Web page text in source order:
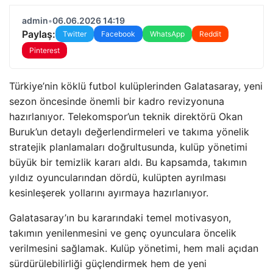
admin•06.06.2026 14:19
Paylaş: Twitter Facebook WhatsApp
Reddit
Pinterest
Türkiye’nin köklü futbol kulüplerinden Galatasaray, yeni
sezon öncesinde önemli bir kadro revizyonuna
hazırlanıyor. Telekomspor’un teknik direktörü Okan
Buruk’un detaylı değerlendirmeleri ve takıma yönelik
stratejik planlamaları doğrultusunda, kulüp yönetimi
büyük bir temizlik kararı aldı. Bu kapsamda, takımın
yıldız oyuncularından dördü, kulüpten ayrılması
kesinleşerek yollarını ayırmaya hazırlanıyor.
Galatasaray’ın bu kararındaki temel motivasyon,
takımın yenilenmesini ve genç oyunculara öncelik
verilmesini sağlamak. Kulüp yönetimi, hem mali açıdan
sürdürülebilirliği güçlendirmek hem de yeni